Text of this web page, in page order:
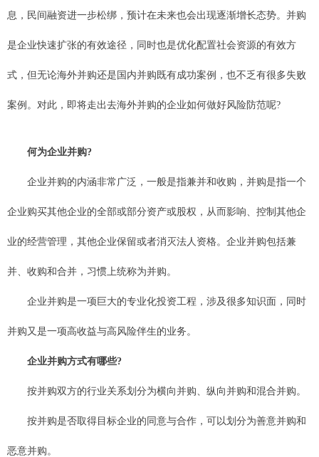
息，民间融资进一步松绑，预计在未来也会出现逐渐增长态势。并购
是企业快速扩张的有效途径，同时也是优化配置社会资源的有效方
式，但无论海外并购还是国内并购既有成功案例，也不乏有很多失败
案例。对此，即将走出去海外并购的企业如何做好风险防范呢?
何为企业并购?
企业并购的内涵非常广泛，一般是指兼并和收购，并购是指一个
企业购买其他企业的全部或部分资产或股权，从而影响、控制其他企
业的经营管理，其他企业保留或者消灭法人资格。企业并购包括兼
并、收购和合并，习惯上统称为并购。
企业并购是一项巨大的专业化投资工程，涉及很多知识面，同时
并购又是一项高收益与高风险伴生的业务。
企业并购方式有哪些?
按并购双方的行业关系划分为横向并购、纵向并购和混合并购。
按并购是否取得目标企业的同意与合作，可以划分为善意并购和
恶意并购。